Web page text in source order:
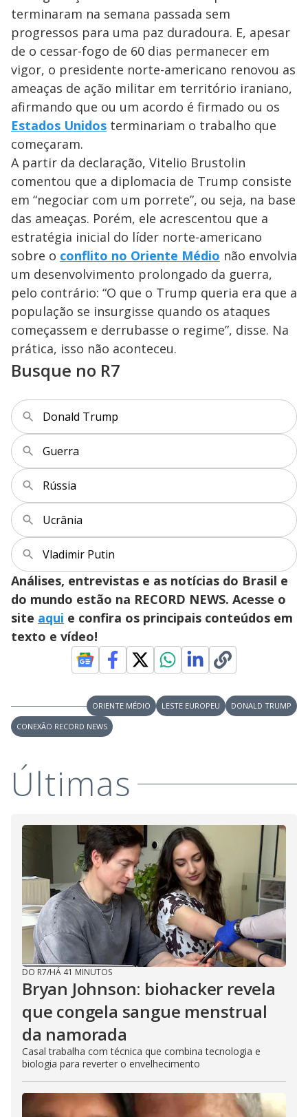
terminaram na semana passada sem
progressos para uma paz duradoura. E, apesar
de o cessar-fogo de 60 dias permanecer em
vigor, o presidente norte-americano renovou as
ameaças de ação militar em território iraniano,
afirmando que ou um acordo é firmado ou os
Estados Unidos terminariam o trabalho que
começaram.
A partir da declaração, Vitelio Brustolin
comentou que a diplomacia de Trump consiste
em “negociar com um porrete”, ou seja, na base
das ameaças. Porém, ele acrescentou que a
estratégia inicial do líder norte-americano
sobre o conflito no Oriente Médio não envolvia
um desenvolvimento prolongado da guerra,
pelo contrário: “O que o Trump queria era que a
população se insurgisse quando os ataques
começassem e derrubasse o regime”, disse. Na
prática, isso não aconteceu.
Busque no R7
Donald Trump
Guerra
Rússia
Ucrânia
Vladimir Putin
Análises, entrevistas e as notícias do Brasil e
do mundo estão na RECORD NEWS. Acesse o
site aqui e confira os principais conteúdos em
texto e vídeo!
ORIENTE MÉDIO LESTE EUROPEU
DONALD TRUMP
CONEXÃO RECORD NEWS
Últimas
DO R7/HÁ 41 MINUTOS
Bryan Johnson: biohacker revela
que congela sangue menstrual
da namorada
Casal trabalha com técnica que combina tecnologia e
biologia para reverter o envelhecimento